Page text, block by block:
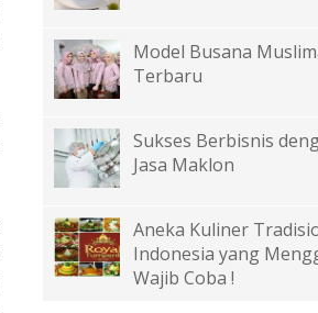
Model Busana
Terbaru
Sukses Berbisnis
Jasa Maklon
Aneka Kuliner
Indonesia yang
Wajib Coba !